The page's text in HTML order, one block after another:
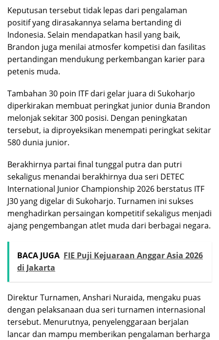
Keputusan tersebut tidak lepas dari pengalaman
positif yang dirasakannya selama bertanding di
Indonesia. Selain mendapatkan hasil yang baik,
Brandon juga menilai atmosfer kompetisi dan fasilitas
pertandingan mendukung perkembangan karier para
petenis muda.
Tambahan 30 poin ITF dari gelar juara di Sukoharjo
diperkirakan membuat peringkat junior dunia Brandon
melonjak sekitar 300 posisi. Dengan peningkatan
tersebut, ia diproyeksikan menempati peringkat sekitar
580 dunia junior.
Berakhirnya partai final tunggal putra dan putri
sekaligus menandai berakhirnya dua seri DETEC
International Junior Championship 2026 berstatus ITF
J30 yang digelar di Sukoharjo. Turnamen ini sukses
menghadirkan persaingan kompetitif sekaligus menjadi
ajang pengembangan atlet muda dari berbagai negara.
BACA JUGA FIE Puji Kejuaraan Anggar Asia 2026
di Jakarta
Direktur Turnamen, Anshari Nuraida, mengaku puas
dengan pelaksanaan dua seri turnamen internasional
tersebut. Menurutnya, penyelenggaraan berjalan
lancar dan mampu memberikan pengalaman berharga